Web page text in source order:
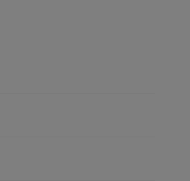
voor Schermtype
voor Ultra HD of HD